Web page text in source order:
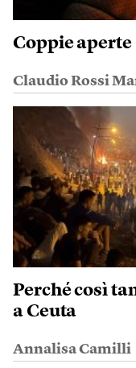
Coppie aperte
Claudio Rossi
Perché così
a Ceuta
Annalisa Camilli